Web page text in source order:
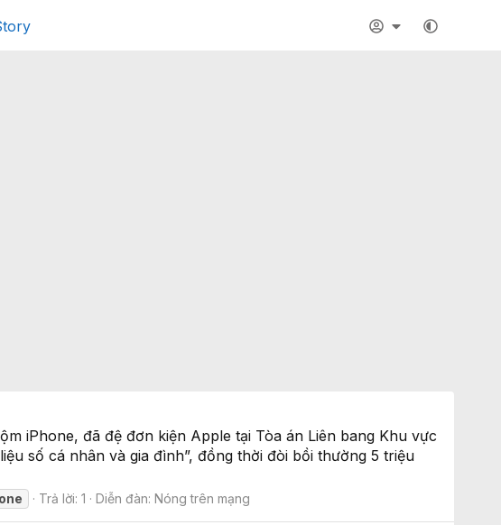
iPhone, đã đệ đơn kiện Apple tại Tòa án Liên bang Khu vực
số cá nhân và gia đình”, đồng thời đòi bồi thường 5 triệu
Trả lời: 1 Diễn đàn:Nóng trên mạng